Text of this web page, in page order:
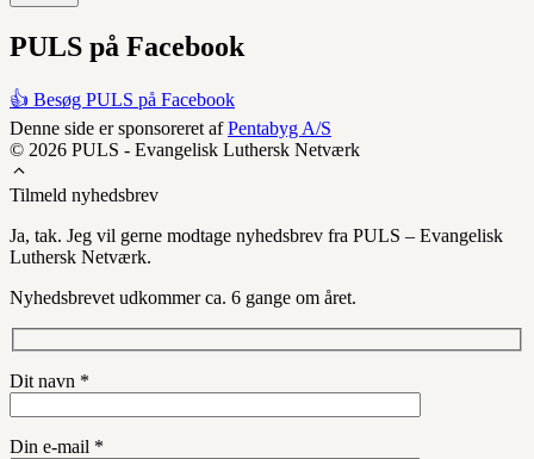
PULS på Facebook
👍 Besøg PULS på Facebook
Denne side er sponsoreret afPentabyg A/S
© 2026 PULS - Evangelisk Luthersk Netværk
Tilmeld nyhedsbrev
Ja, tak. Jeg vil gerne modtage nyhedsbrev fra PULS – Evangelisk
Luthersk Netværk.
Nyhedsbrevet udkommer ca. 6 gange om året.
Dit navn *
Din e-mail *